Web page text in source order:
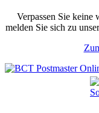
Verpassen Sie keine
melden Sie sich zu